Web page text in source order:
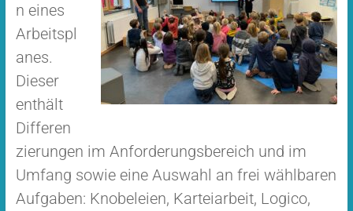
n eines
Arbeitspl
anes.
Dieser
enthält
Differen
zierungen im Anforderungsbereich und im
Umfang sowie eine Auswahl an frei wählbaren
Aufgaben: Knobeleien, Karteiarbeit, Logico,